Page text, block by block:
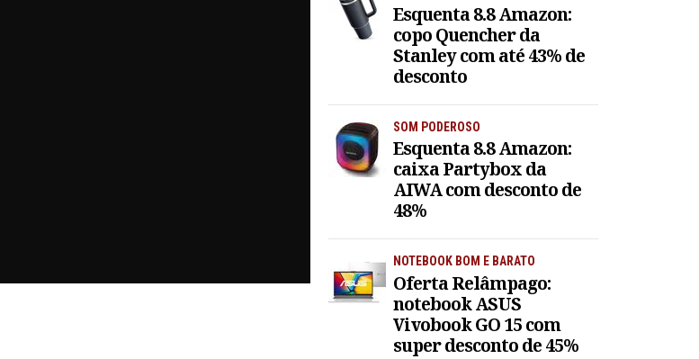
Esquenta 8.8 Amazon:
copo Quencher da
Stanley com até 43% de
desconto
SOM PODEROSO
Esquenta 8.8 Amazon:
caixa Partybox da
AIWA com desconto de
48%
NOTEBOOK BOM E BARATO
Oferta Relâmpago:
notebook ASUS
Vivobook GO 15 com
super desconto de 45%